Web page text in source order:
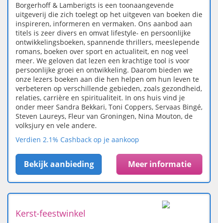
Borgerhoff & Lamberigts is een toonaangevende
uitgeverij die zich toelegt op het uitgeven van boeken die
inspireren, informeren en vermaken. Ons aanbod aan
titels is zeer divers en omvat lifestyle- en persoonlijke
ontwikkelingsboeken, spannende thrillers, meeslepende
romans, boeken over sport en actualiteit, en nog veel
meer. We geloven dat lezen een krachtige tool is voor
persoonlijke groei en ontwikkeling. Daarom bieden we
onze lezers boeken aan die hen helpen om hun leven te
verbeteren op verschillende gebieden, zoals gezondheid,
relaties, carrière en spiritualiteit. In ons huis vind je
onder meer Sandra Bekkari, Toni Coppers, Servaas Bingé,
Steven Laureys, Fleur van Groningen, Nina Mouton, de
volksjury en vele andere.
Verdien 2.1% Cashback op je aankoop
Bekijk aanbieding Meer informatie
Kerst-feestwinkel